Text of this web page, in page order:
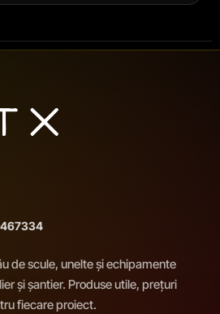
de scule, unelte și echipamente
și șantier. Produse utile, prețuri
fiecare proiect.